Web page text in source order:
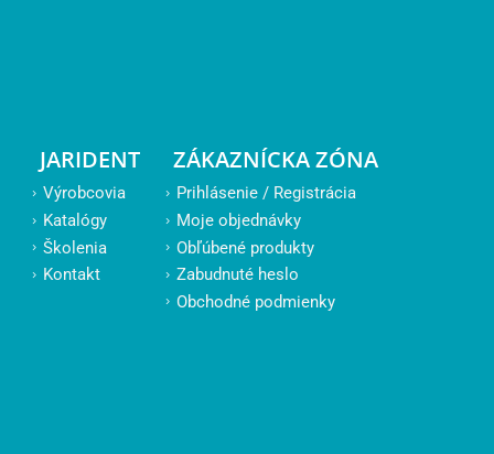
JARIDENT
Výrobcovia
Katalógy
Školenia
Kontakt
ZÁKAZNÍCKA ZÓNA
Prihlásenie / Registrácia
Moje objednávky
Obľúbené produkty
Zabudnuté heslo
Obchodné podmienky